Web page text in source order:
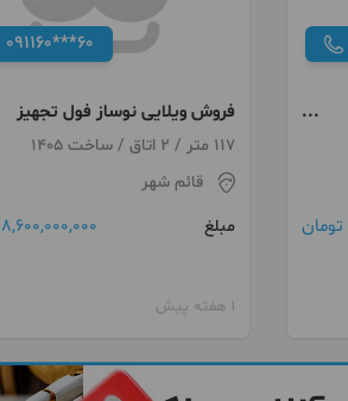
091160***60
فروش ویلایی نوساز فول تجهیز
خیابان تهران
117 متر / 2 اتاق / ساخت 1405
قائم شهر
مبلغ
8,600,000,000 تومان
1 هفته پیش